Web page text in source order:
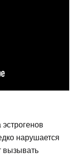
нарушается
вызывать